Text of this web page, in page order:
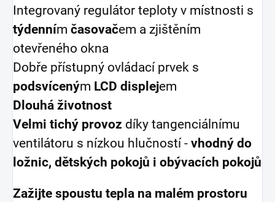
Integrovaný regulátor teploty v místnosti s
týdenním časovačem a zjištěním
otevřeného okna
Dobře přístupný ovládací prvek s
podsvíceným LCD displejem
Dlouhá životnost
Velmi tichý provoz díky tangenciálnímu
ventilátoru s nízkou hlučností - vhodný do
ložnic, dětských pokojů i obývacích pokojů
Zažijte spoustu tepla na malém prostoru